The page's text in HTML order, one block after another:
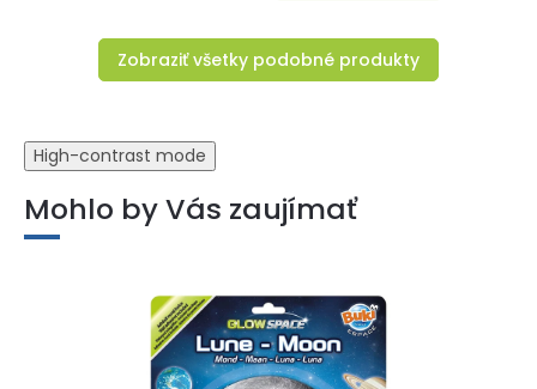
Zobraziť všetky podobné produkty
High-contrast mode
Mohlo by Vás zaujímať